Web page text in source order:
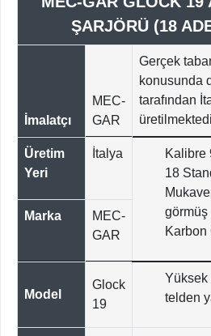
ŞARJÖRÜ (18
İmalatçı
MEC-
GAR
Gerçek
konusunda
tarafından
Üretim
Yeri
İtalya
Kalibre
18
görmüş
Karbon
Marka
MEC-
GAR
Model
Glock
19
telden